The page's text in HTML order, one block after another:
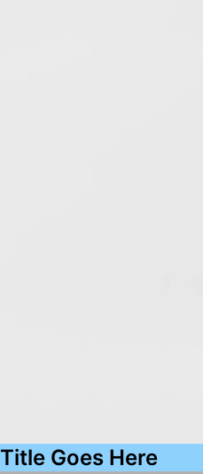
Title Goes Here